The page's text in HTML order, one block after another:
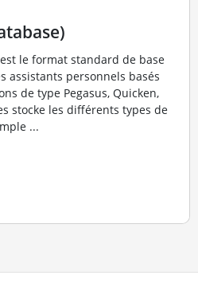
le format standard de base
assistants personnels basés
de type Pegasus, Quicken,
stocke les différents types de
...